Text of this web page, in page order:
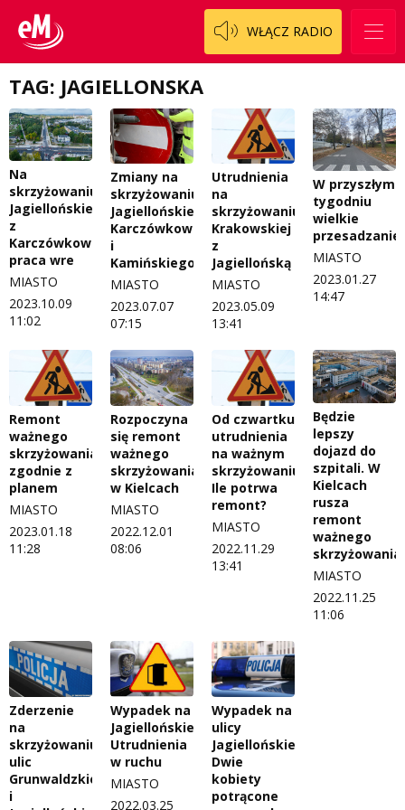
WŁĄCZ RADIO
OdNowa
Pacjent, którego nie zapomnę
Pasjonaci
Piąta strona świata
Prawdę mówiąc
Słowo Dnia
Tak wierzę
Weekend z blondynką
W starych Kielcach
Wszystko w temacie
Zespół
Logo do pobrania
Regulamin konkursów
Regulamin przesyłania materiałów
Regulamin sklepu internetowego
Regulamin darowizn
Regulamin konkursu Zwierzak naszej klasy
Polityka prywatności
ZNAJDZIESZ NAS TAKŻE NA
TAG: JAGIELLONSKA
Na
skrzyżowaniu
Jagiellońskiej
z
Karczówkowską
praca wre
MIASTO
2023.10.09
11:02
Zmiany na
skrzyżowaniu
Jagiellońskiej,
Karczówkowskiej
i
Kamińskiego
MIASTO
2023.07.07
07:15
Utrudnienia
na
skrzyżowaniu
Krakowskiej
z
Jagiellońską
MIASTO
2023.05.09
13:41
W przyszłym
tygodniu
wielkie
przesadzanie!
MIASTO
2023.01.27
14:47
Remont
ważnego
skrzyżowania
zgodnie z
planem
MIASTO
2023.01.18
11:28
Rozpoczyna
się remont
ważnego
skrzyżowania
w Kielcach
MIASTO
2022.12.01
08:06
Od czwartku
utrudnienia
na ważnym
skrzyżowaniu.
Ile potrwa
remont?
MIASTO
2022.11.29
13:41
Będzie
lepszy
dojazd do
szpitali. W
Kielcach
rusza
remont
ważnego
skrzyżowania
MIASTO
2022.11.25
11:06
Zderzenie
na
skrzyżowaniu
ulic
Grunwaldzkiej
i
Wypadek na
Jagiellońskiej.
Utrudnienia
w ruchu
MIASTO
2022.03.25
Wypadek na
ulicy
Jagiellońskiej.
Dwie
kobiety
potrącone